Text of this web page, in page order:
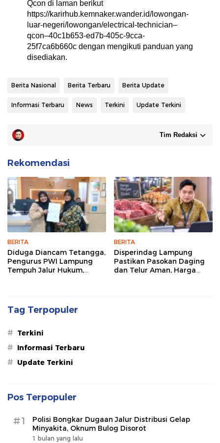
Qcon di laman berikut
https://karirhub.kemnaker.wander.id/lowongan-
luar-negeri/lowongan/electrical-technician–
qcon–40c1b653-ed7b-405c-9cca-
25f7ca6b660c dengan mengikuti panduan yang
disediakan.
Berita Nasional Berita Terbaru Berita Update
Informasi Terbaru News Terkini Update Terkini
Tim Redaksi
Rekomendasi
BERITA
Diduga Diancam Tetangga,
Pengurus PWI Lampung
Tempuh Jalur Hukum,
BERITA
Disperindag Lampung
Pastikan Pasokan Daging
dan Telur Aman, Harga
Tag Terpopuler
# Terkini
# Informasi Terbaru
# Update Terkini
Pos Terpopuler
#1
Polisi Bongkar Dugaan Jalur Distribusi Gelap
Minyakita, Oknum Bulog Disorot
1 bulan yang lalu